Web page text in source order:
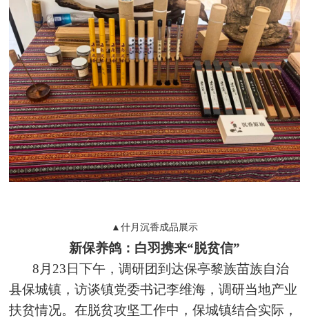
▲什月沉香成品展示
新保养鸽：白羽携来“脱贫信”
8月23日下午，调研团到达保亭黎族苗族自治
县保城镇，访谈镇党委书记李维海，调研当地产业
扶贫情况。在脱贫攻坚工作中，保城镇结合实际，